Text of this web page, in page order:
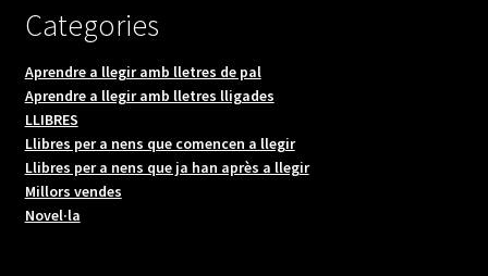
Categories
Aprendre a llegir amb lletres de pal
Aprendre a llegir amb lletres lligades
LLIBRES
Llibres per a nens que comencen a llegir
Llibres per a nens que ja han après a llegir
Millors vendes
Novel·la